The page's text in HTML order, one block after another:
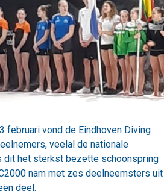
februari vond de Eindhoven Diving
veelal de nationale
dit het sterkst bezette schoonspring
nam met zes deelneemsters uit
deel.